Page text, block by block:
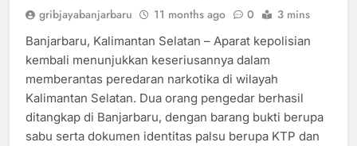
gribjayabanjarbaru 11 months ago 0 3 mins
Banjarbaru, Kalimantan Selatan – Aparat kepolisian
kembali menunjukkan keseriusannya dalam
memberantas peredaran narkotika di wilayah
Kalimantan Selatan. Dua orang pengedar berhasil
ditangkap di Banjarbaru, dengan barang bukti berupa
sabu serta dokumen identitas palsu berupa KTP dan